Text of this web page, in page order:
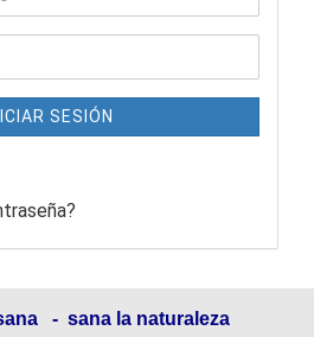
SESIÓN
- sana la naturaleza